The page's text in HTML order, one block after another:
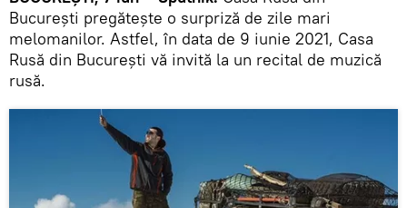
București pregătește o surpriză de zile mari
melomanilor. Astfel, în data de 9 iunie 2021, Casa
Rusă din București vă invită la un recital de muzică
rusă.